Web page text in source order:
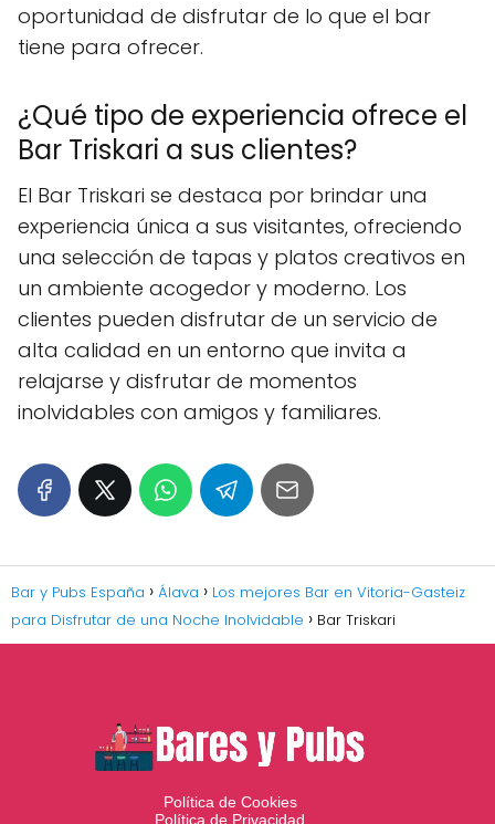
oportunidad de disfrutar de lo que el bar
tiene para ofrecer.
¿Qué tipo de experiencia ofrece el
Bar Triskari a sus clientes?
El Bar Triskari se destaca por brindar una
experiencia única a sus visitantes, ofreciendo
una selección de tapas y platos creativos en
un ambiente acogedor y moderno. Los
clientes pueden disfrutar de un servicio de
alta calidad en un entorno que invita a
relajarse y disfrutar de momentos
inolvidables con amigos y familiares.
Bar y Pubs España Álava
Los mejores Bar en Vitoria-Gasteiz
para Disfrutar de una Noche Inolvidable
Bar Triskari
Política de Cookies
Política de Privacidad